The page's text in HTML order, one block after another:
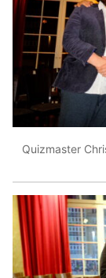
Quizmaster